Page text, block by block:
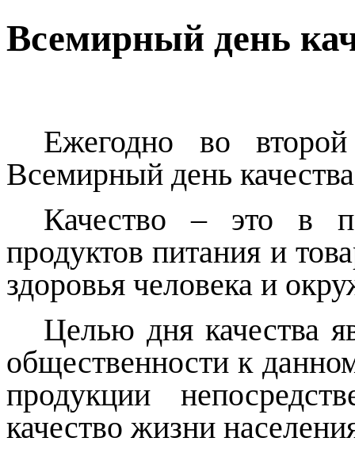
Всемирный день
Ежегодно во
Всемирный день
Качество – это в
продуктов питания и
здоровья человека и
Целью дня качества
общественности к
продукции
качество жизни